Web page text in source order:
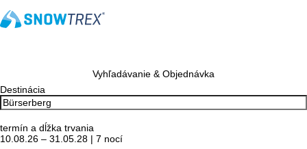
Vyhľadávanie & Objednávka
Destinácia
termín a dĺžka trvania
10.08.26 – 31.05.28 | 7 nocí